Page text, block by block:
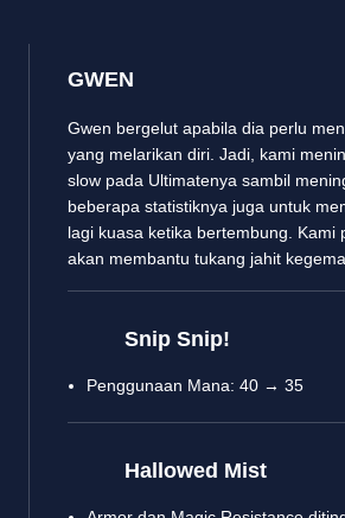
GWEN
Gwen bergelut apabila dia perlu
yang melarikan diri. Jadi, kami
slow pada Ultimatenya sambil
beberapa statistiknya juga untuk
lagi kuasa ketika bertembung. Kami
akan membantu tukang jahit
Snip Snip!
Penggunaan Mana: 40 → 35
Hallowed Mist